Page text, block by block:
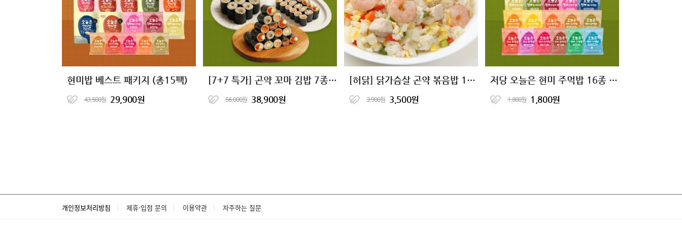
현미밥 베스트 패키지 (총15팩)
43,500원 29,900원
[7+7 특가] 곤약 꼬마 김밥 7종 골라담기
56,000원 38,900원
[허닭] 닭가슴살 곤약 볶음밥 10종 골라담기
3,900원 3,500원
저당 오늘은 현미 주먹밥 16종 1팩 골라담기
1,800원 1,800원
개인정보처리방침 제휴·입점 문의 이용약관 자주하는 질문